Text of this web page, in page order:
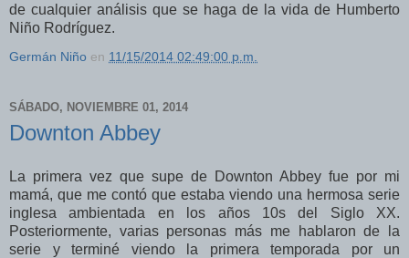
de cualquier análisis que se haga de la vida de Humberto
Niño Rodríguez.
Germán Niño en 11/15/2014 02:49:00 p.m.
SÁBADO, NOVIEMBRE 01, 2014
Downton Abbey
La primera vez que supe de Downton Abbey fue por mi
mamá, que me contó que estaba viendo una hermosa serie
inglesa ambientada en los años 10s del Siglo XX.
Posteriormente, varias personas más me hablaron de la
serie y terminé viendo la primera temporada por un